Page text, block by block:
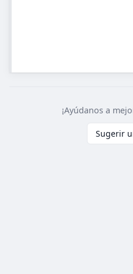
¡Ayúdanos a
Sugerir